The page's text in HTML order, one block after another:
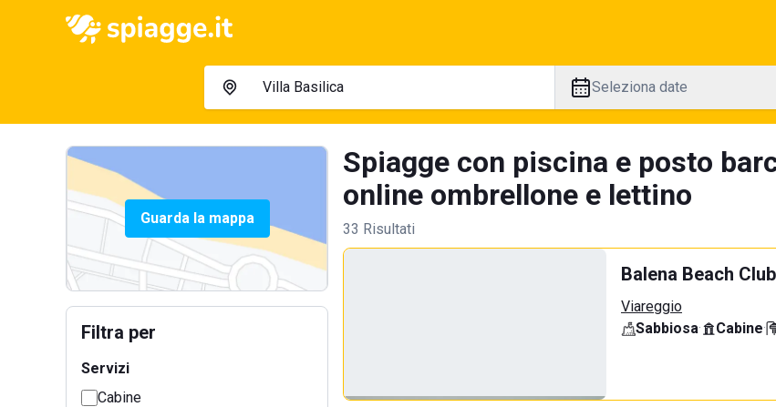
Seleziona date
Guarda la mappa
Filtra per
Servizi
Cabine
Spiagge con piscina e posto
online ombrellone e lettino
33 Risultati
Balena Beach Club
Viareggio
Sabbiosa· Cabine·